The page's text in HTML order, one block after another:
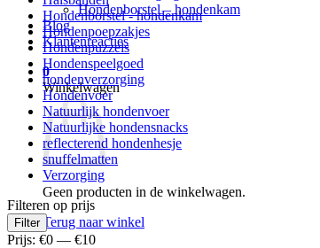
Hondenborstel – hondenkam
Blog
Klantenreacties
0
Winkelwagen
Geen producten in de winkelwagen.
Terug naar winkel
Hondenborstel - hondenkam
Hondenpoepzakjes
Hondenpuzzels
Hondenspeelgoed
hondenverzorging
Hondenvoer
Natuurlijk hondenvoer
Natuurlijke hondensnacks
reflecterend hondenhesje
snuffelmatten
Verzorging
Filteren op prijs
Min.
prijs
Max.
prijs
Filter
Prijs: €0 — €10